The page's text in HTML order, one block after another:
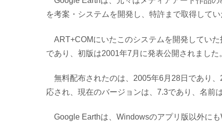
を考案・システムを開発し、特許まで取得して
ART+COMにいたこのシステムを開発してい
であり、初版は2001年7月に発表公開されました
無料配布されたのは、2005年6月28日であり
応され、現在のバージョンは、7.3であり、名前
Google Earthは、Windowsのアプリ版以外に